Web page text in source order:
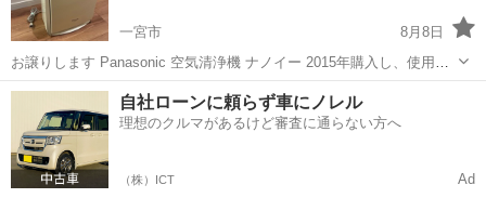
一宮市
8月8日
お譲りします Panasonic 空気清浄機 ナノイー 2015年購入し、使用回
数は少なめです 綺麗に使っていましたし、清掃済です まだまだ使用い
愛知 一宮市 季節、空調家電
自社ローンに頼らず車にノレル
理想のクルマがあるけど審査に通らない方へ
（株）ICT Ad